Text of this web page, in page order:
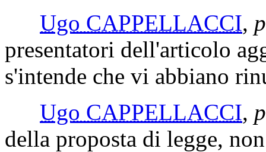
Ugo CAPPELLACCI,
presentatori
abbiano rinunciato.
La Commissione
relatore.